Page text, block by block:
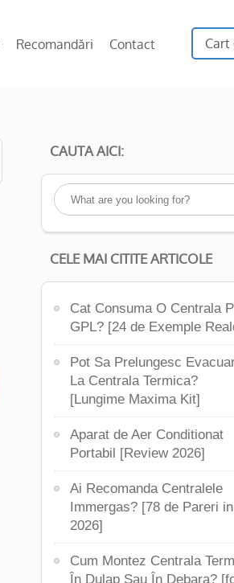
Cart
Recomandări Contact
CAUTA AICI:
CELE MAI CITITE ARTICOLE
Cat Consuma O Centrala
GPL? [24 de Exemple
Pot Sa Prelungesc
La Centrala Termica?
[Lungime Maxima Kit]
Aparat de Aer Conditionat
Portabil [Review 2026]
Ai Recomanda Centralele
Immergas? [78 de Pareri in
2026]
Cum Montez Centrala
În Dulap Sau În Debara?